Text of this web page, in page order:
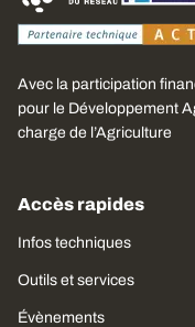
Avec la participation
pour le Développement
charge de l’Agriculture
Accès rapides
Infos techniques
Outils et services
Évènements